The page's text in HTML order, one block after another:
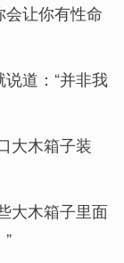
让你有性命
道：“并非我
大木箱子装
大木箱子里面